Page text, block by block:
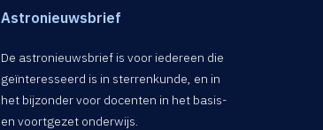
Astronieuwsbrief
De astronieuwsbrief is voor iedereen die
geïnteresseerd is in sterrenkunde, en in
het bijzonder voor docenten in het basis-
en voortgezet onderwijs.